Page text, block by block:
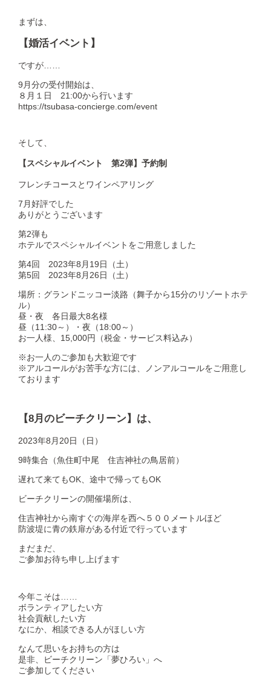
まずは、
【婚活イベント】
ですが……
9月分の受付開始は、
８月１日 21:00から行います
https://tsubasa-concierge.com/event
そして、
【スペシャルイベント 第2弾】予約制
フレンチコースとワインペアリング
7月好評でした
ありがとうございます
第2弾も
ホテルでスペシャルイベントをご用意しました
第4回 2023年8月19日（土）
第5回 2023年8月26日（土）
場所：グランドニッコー淡路（舞子から15分のリゾートホテ
ル）
昼・夜 各日最大8名様
昼（11:30～）・夜（18:00～）
お一人様、15,000円（税金・サービス料込み）
※お一人のご参加も大歓迎です
※アルコールがお苦手な方には、ノンアルコールをご用意し
ております
【8月のビーチクリーン】は、
2023年8月20日（日）
9時集合（魚住町中尾 住吉神社の鳥居前）
遅れて来てもOK、途中で帰ってもOK
ビーチクリーンの開催場所は、
住吉神社から南すぐの海岸を西へ５００メートルほど
防波堤に青の鉄扉がある付近で行っています
まだまだ、
ご参加お待ち申し上げます
今年こそは……
ボランティアしたい方
社会貢献したい方
なにか、相談できる人がほしい方
なんて思いをお持ちの方は
是非、ビーチクリーン「夢ひろい」へ
ご参加してください